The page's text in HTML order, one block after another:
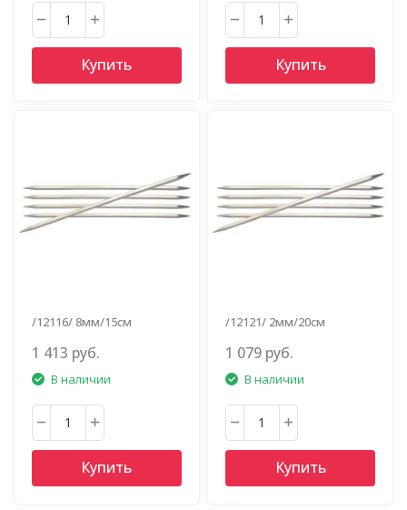
Купить Купить
/12116/ 8мм/15см
1 413 руб.
В наличии
Купить
/12121/ 2мм/20см
1 079 руб.
В наличии
Купить